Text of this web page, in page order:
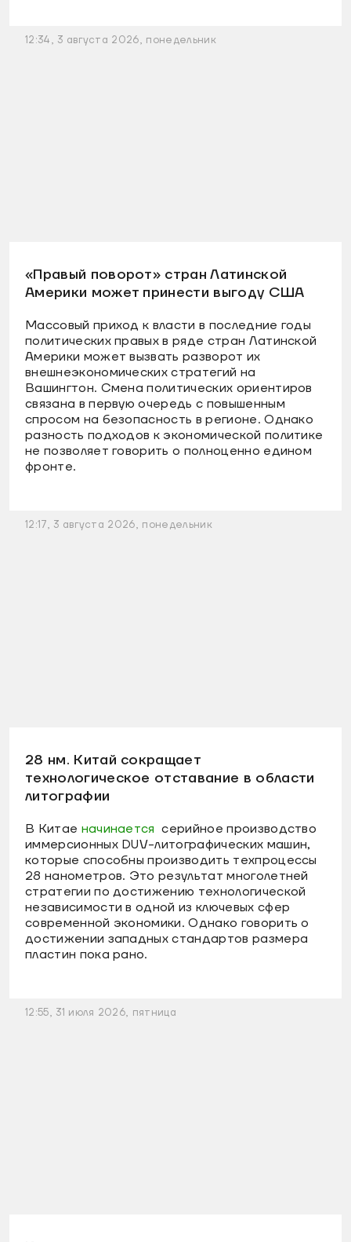
12:34, 3 августа 2026, понедельник
«Правый поворот» стран Латинской
Америки может принести выгоду США
Массовый приход к власти в последние годы
политических правых в ряде стран Латинской
Америки может вызвать разворот их
внешнеэкономических стратегий на
Вашингтон. Смена политических ориентиров
связана в первую очередь с повышенным
спросом на безопасность в регионе. Однако
разность подходов к экономической политике
не позволяет говорить о полноценно едином
фронте.
12:17, 3 августа 2026, понедельник
28 нм. Китай сокращает
технологическое отставание в области
литографии
В Китае начинается серийное производство
иммерсионных DUV-литографических машин,
которые способны производить техпроцессы
28 нанометров. Это результат многолетней
стратегии по достижению технологической
независимости в одной из ключевых сфер
современной экономики. Однако говорить о
достижении западных стандартов размера
пластин пока рано.
12:55, 31 июля 2026, пятница